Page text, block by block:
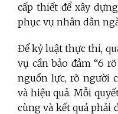
cấp thiết để xây
phục vụ nhân dân
Để kỷ luật thực thi,
vụ cần bảo đảm “6
nguồn lực, rõ người
và hiệu quả. Mỗi
cùng và kết quả phải